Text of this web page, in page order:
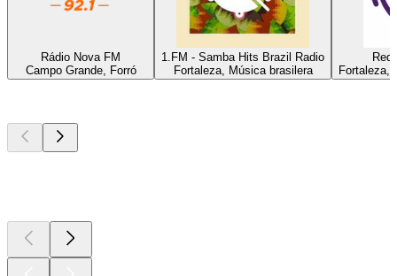
Rádio Nova FM
Campo Grande, Forró
1.FM - Samba Hits Brazil Radio
Fortaleza, Música brasilera
Fortaleza,